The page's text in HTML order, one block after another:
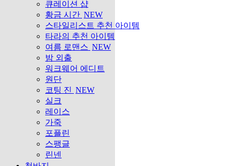
큐레이션 샵
황금 시간 NEW
스타일리스트 추천 아이템
타라의 추천 아이템
여름 로맨스 NEW
밤 외출
워크웨어 에디트
원단
코팅 진 NEW
실크
레이스
가죽
포플린
스팽글
린넨